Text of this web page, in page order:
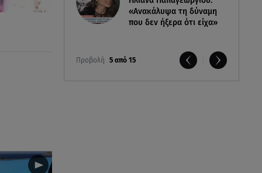
«Ανακάλυψα τη δύναμη
που δεν ήξερα ότι είχα»
Προβολή 5 από 15